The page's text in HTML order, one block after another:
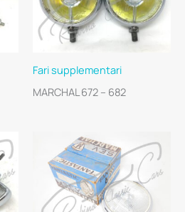
Fari supplementari
MARCHAL 672 – 682